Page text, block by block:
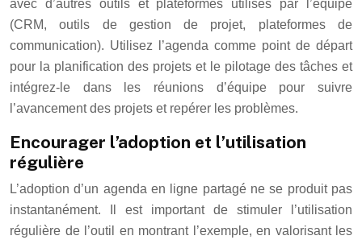
avec d’autres outils et plateformes utilisés par l’équipe
(CRM, outils de gestion de projet, plateformes de
communication). Utilisez l’agenda comme point de départ
pour la planification des projets et le pilotage des tâches et
intégrez-le dans les réunions d’équipe pour suivre
l’avancement des projets et repérer les problèmes.
Encourager l’adoption et l’utilisation
régulière
L’adoption d’un agenda en ligne partagé ne se produit pas
instantanément. Il est important de stimuler l’utilisation
régulière de l’outil en montrant l’exemple, en valorisant les